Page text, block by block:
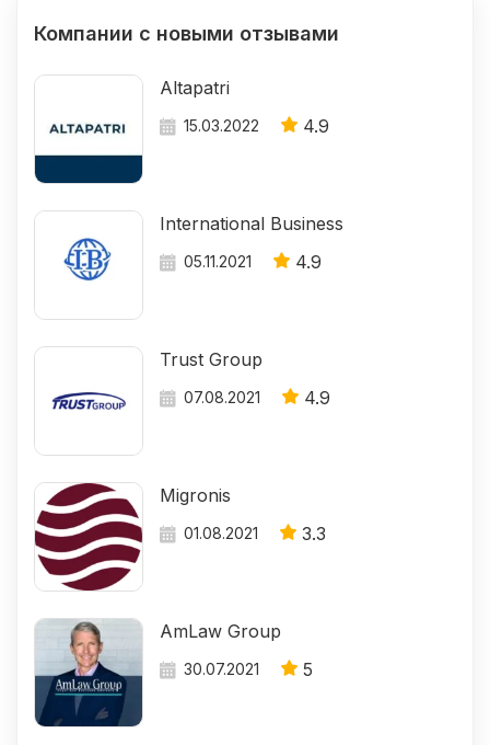
Компании с новыми отзывами
Altapatri
15.03.2022 4.9
International Business
05.11.2021 4.9
Trust Group
07.08.2021 4.9
Migronis
01.08.2021 3.3
AmLaw Group
30.07.2021 5